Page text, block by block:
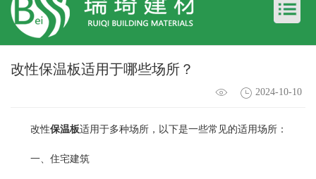
改性保温板适用于哪些场所？
2024-10-10
改性保温板适用于多种场所，以下是一些常见的适用场所：
一、住宅建筑